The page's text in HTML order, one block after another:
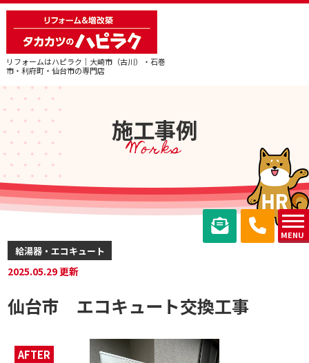
リフォームはハピラク｜大崎市（古川）・石巻
市・利府町・仙台市の専門店
MENU
施工事例
Works
給湯器・エコキュート
2025.05.29 更新
仙台市 エコキュート交換工事
AFTER